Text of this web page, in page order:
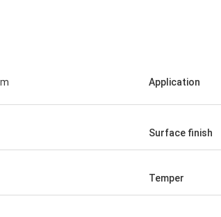
sourcingplatform til fremstilling af
Application
Surface finish
Temper